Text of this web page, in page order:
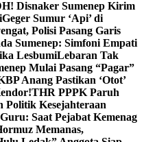
Disnaker Sumenep Kirim
Geger Sumur ‘Api’ di
Polisi Pasang Garis
Sumenep: Simfoni Empati
LesbumiLebaran Tak
Mulai Pasang “Pagar”
Anang Pastikan ‘Otot’
THR PPPK Paruh
Politik Kesejahteraan
Saat Pejabat Kemenag
Memanas,